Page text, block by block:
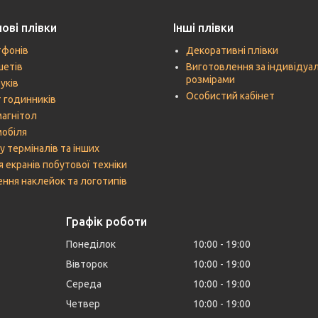
плівки
терміналів та інших
екранів побутової техніки
наклейок та логотипів
Інші плівки
Декоративні плівки
Виготовлення за
розмірами
Особистий кабінет
Графік роботи
Понеділок 10:00
19:00
Вівторок
10:00
19:00
Середа
10:00
19:00
Четвер
10:00
19:00